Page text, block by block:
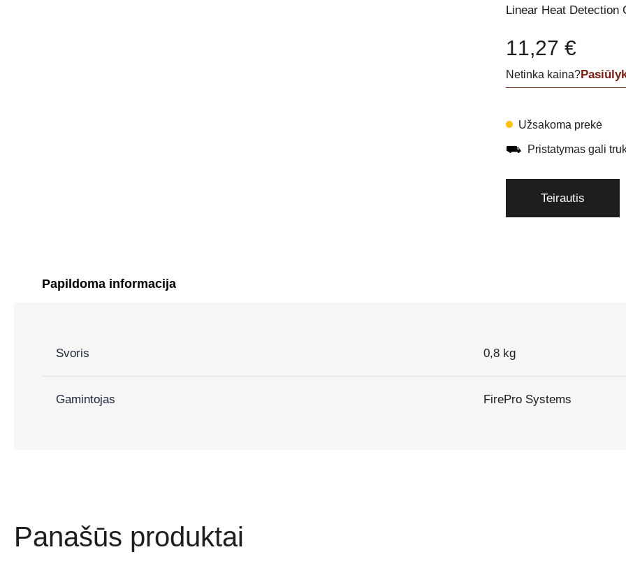
Linear Heat Detection
11,27€
Netinka kaina?
Užsakoma prekė
⛟ Pristatymas gali
Teirautis
Papildoma informacija
Svoris 0,8 kg
Gamintojas FirePro Systems
Panašūs produktai